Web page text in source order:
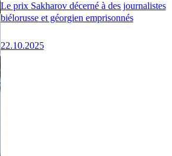
Le prix Sakharov décerné à des journalistes
biélorusse et géorgien emprisonnés
22.10.2025